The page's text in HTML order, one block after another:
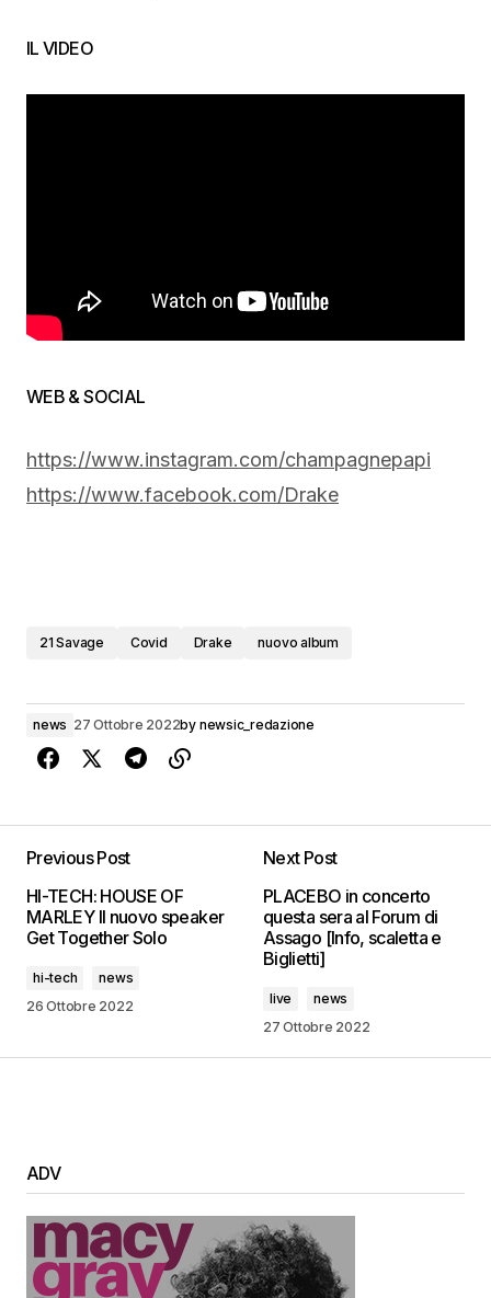
IL VIDEO
WEB & SOCIAL
https://www.instagram.com/champagnepapi
https://www.facebook.com/Drake
21 Savage Covid Drake nuovo album
news 27 Ottobre 2022by newsic_redazione
Previous Post
HI-TECH: HOUSE OF
MARLEY Il nuovo speaker
Get Together Solo
hi-tech
news
26 Ottobre 2022
Next Post
PLACEBO in concerto
questa sera al Forum di
Assago [Info, scaletta e
Biglietti]
live
news
27 Ottobre 2022
ADV